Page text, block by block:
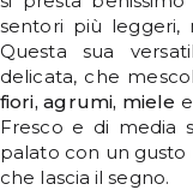
sentori più leggeri,
Questa sua
delicata, che
fiori, agrumi, miele
Fresco e di media
palato con un gusto
che lascia il segno.